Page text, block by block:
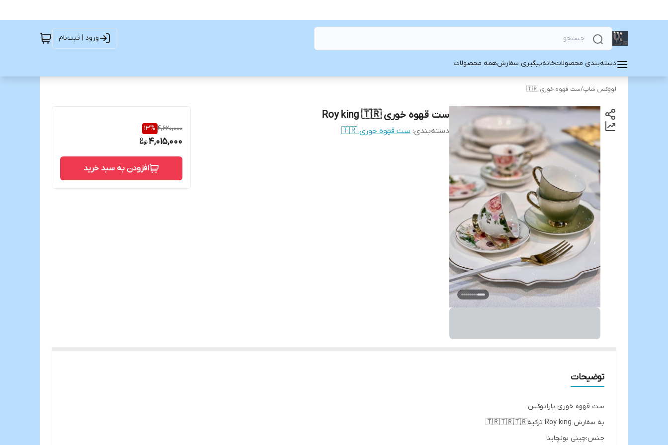
ورود | ثبت‌نام
دسته‌بندی محصولاتخانهپیگیری سفارشهمه محصولات
لووکس شاپ/ست قهوه خوری 🇹🇷
ست قهوه خوری Roy king 🇹🇷
دسته‌بندی: ست قهوه خوری 🇹🇷 4,620,000
13%
4,015,000
افزودن به سبد خرید
توضیحات
ست قهوه خوری پارادوکس
به سفارش Roy king ترکیه🇹🇷🇹🇷🇹🇷
جنس:چینی بونچاینا